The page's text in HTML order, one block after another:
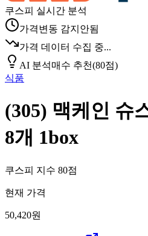
쿠스피 실시간 분석
가격변동 감지안됨
가격 데이터 수집 중...
AI 분석매수 추천(80점)
식품
(305) 맥케인 슈
8개 1box
쿠스피 지수 80점
현재 가격
50,420원